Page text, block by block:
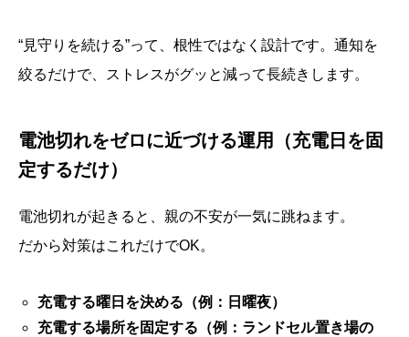
“見守りを続ける”って、根性ではなく設計です。通知を
絞るだけで、ストレスがグッと減って長続きします。
電池切れをゼロに近づける運用（充電日を固
定するだけ）
電池切れが起きると、親の不安が一気に跳ねます。
だから対策はこれだけでOK。
充電する曜日を決める（例：日曜夜）
充電する場所を固定する（例：ランドセル置き場の